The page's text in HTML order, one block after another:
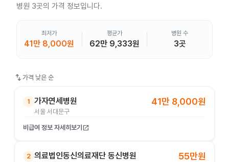
병원 3곳의 가격 정보입니다.
최저가
41만 8,000원
평균가
62만 9,333원
병원 수
3곳
swap_vert 가격 낮은 순
1 가자연세병원
서울 서대문구
41만 8,000원
비급여 정보 자세히보기 open_in_new
2 의료법인동신의료재단 동신병원 55만원